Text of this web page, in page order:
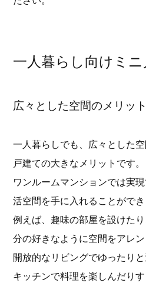
一人暮らし向けミ
広々とした空間のメリット
一人暮らしでも、広々とした
戸建ての大きなメリットです。
ワンルームマンションでは実
活空間を手に入れることができ
例えば、趣味の部屋を設けた
分の好きなように空間をアレン
開放的なリビングでゆったり
キッチンで料理を楽しんだりす